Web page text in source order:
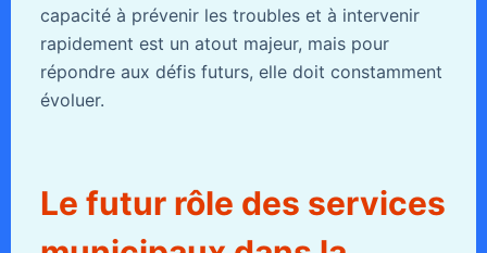
capacité à prévenir les troubles et à intervenir
rapidement est un atout majeur, mais pour
répondre aux défis futurs, elle doit constamment
évoluer.
Le futur rôle des services